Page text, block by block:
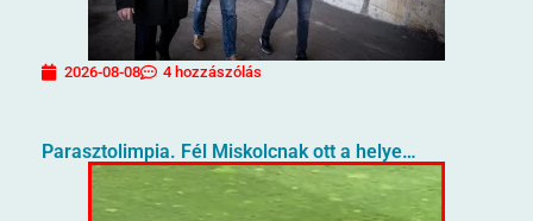
2026-08-08 4 hozzászólás
Parasztolimpia. Fél Miskolcnak ott a helye…